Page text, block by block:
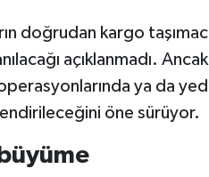
doğrudan kargo
açıklanmadı.
ya da
öne sürüyor.